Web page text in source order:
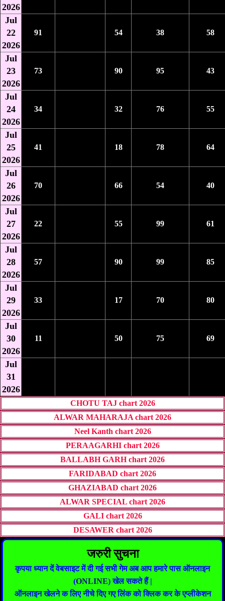
2026
Jul
22
2026
91 54 38 58
Jul
23
2026
73 90 95 43
Jul
24
2026
34 32 76 55
Jul
25
2026
41 18 78 64
Jul
26
2026
70 66 54 40
Jul
27
2026
22 55 99 61
Jul
28
2026
57 90 99 85
Jul
29
2026
33 17 70 80
Jul
30
2026
11 50 75 69
Jul
31
2026
CHOTU TAJ chart 2026
ALWAR MAHARAJA chart 2026
Neel Kanth chart 2026
PERAAGARHI chart 2026
BALLABH GARH chart 2026
FARIDABAD chart 2026
GHAZIABAD chart 2026
ALWAR SPECIAL chart 2026
GALI chart 2026
DESAWER chart 2026
जरुरी सुचना
कृपया ध्यान दें वेबसाइट में दी गई सभी गेम अब आप हमारे पास ऑनलाइन
(ONLINE) खेल सकते हैं |
ऑनलाइन खेलने क लिए नीचे दिए गए लिंक को क्लिक कर के एप्लीकेशन